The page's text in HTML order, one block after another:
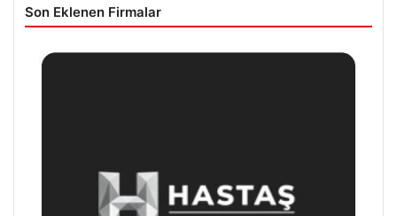
Son Eklenen Firmalar